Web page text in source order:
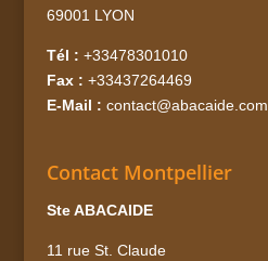
69001 LYON
Tél : +33478301010
Fax : +33437264469
E-Mail : contact@abacaide.com
Contact Montpellier
Ste ABACAIDE
11 rue St. Claude